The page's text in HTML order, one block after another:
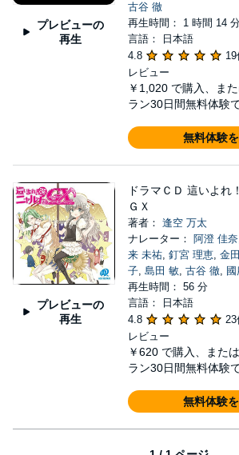
プレビューの
再生
古谷 徹
再生時間： 1 時間 14
言語： 日本語
4.8
レビュー
￥1,020 で購入、ま
ラン30日間無料体験
無料体験
プレビューの
再生
ドラマＣＤ 這いよれ
ＧＸ
著者： 逢空 万太
ナレーター： 阿澄 佳奈
来 未祐, 釘宮 理恵, 金
子, 島田 敏, 古谷 徹,
再生時間： 56 分
言語： 日本語
4.8
23
レビュー
￥620 で購入、また
ラン30日間無料体験
無料体験